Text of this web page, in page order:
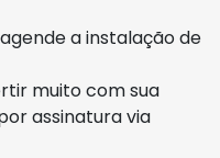
a instalação de
muito com sua
assinatura via